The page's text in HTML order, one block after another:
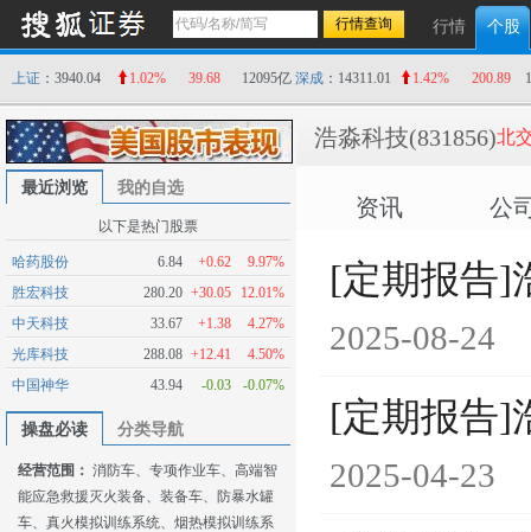
行情 个股
上证 ：3940.04 1.02% 39.68 12095亿 深成 ：14311.01 1.42% 200.89
最近浏览 我的自选
以下是热门股票
哈药股份 6.84 +0.62
9.97%
胜宏科技
280.20 +30.05
12.01%
中天科技
33.67 +1.38
4.27%
光库科技
288.08 +12.41
4.50%
中国神华
43.94 -0.03 -0.07%
操盘必读 分类导航
经营范围： 消防车、专项作业车、高端智
能应急救援灭火装备、装备车、防暴水罐
车、真火模拟训练系统、烟热模拟训练系
浩淼科技(831856)北
资讯 公
[定期报告]
2025-08-24
[定期报告]
2025-04-23